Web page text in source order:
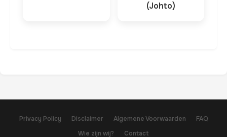
(Johto)
Privacy Policy Disclaimer Algemene Voorwaarden
FAQ
Wie zijn wij?
Contact